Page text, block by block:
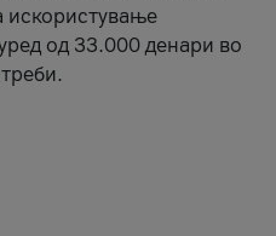
искористување
од 33.000 денари во